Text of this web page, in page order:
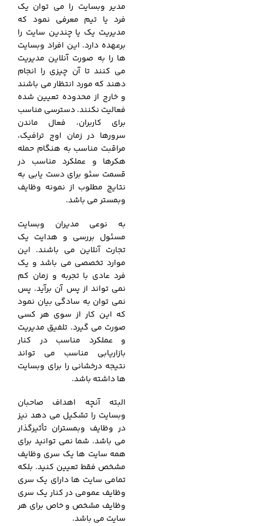
مدیر وبسایت را می توان یک
فرد یا تیم معرفی نمود که
مدیریت یک یا چندین سایت را
برعهده دارد. این افراد وبسایت
ها را به صورت آنلاین مدیریت
می کنند تا آن چیزی را انجام
دهند که مورد انتظار می باشند
و خارج از محدوده تعیین شده
فعالیت نکنند. دسترسی مناسب
برای کاربران، فعال ماندن
سرورها در زمان اوج ترافیک،
مراقبت مناسب به هنگام حمله
هکرها و عملکرد مناسب در
قسمت سئو برای دست یابی به
نتایج مطلوب از نمونه وظایف
وبمستر می باشد.
به نوعی مدیران وبسایت
مسئول بررسی و هدایت یک
تجارت آنلاین می باشند. این
موارد تخصصی می باشد و یک
فرد عادی با تجربه و زمان کم
نمی تواند از پس آن برآید. پس
نمی توان به سادگی بیان نمود
که این کار از سوی هر کسی
صورت می گیرد. تلفیق مدیریت
و عملکرد مناسب در کنار
بازاریابی مناسب می تواند
نتیجه درخشانی را برای وبسایت
ها داشته باشد.
البته آنچه اهداف صاحبان
وبسایت را تشکیل می دهد نیز
در وظایف وبمستران تأثیرگذار
می باشد. شما نمی توانید برای
همه سایت ها یک سری وظایف
مشخص فقط تعیین کنید. بلکه
تمامی سایت ها دارای یک سری
وظایف عمومی در کنار یک سری
وظایف مشخص و خاص برای هر
سایت می باشد.